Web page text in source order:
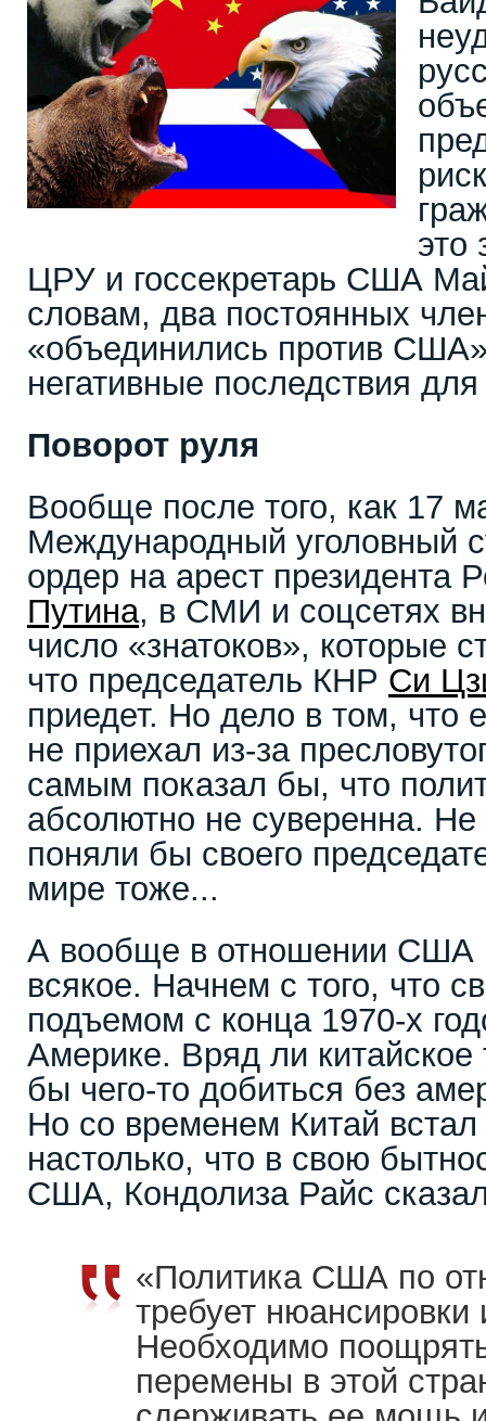
это
ЦРУ и госсекретарь США
словам, два постоянных
«объединились против
негативные последствия
Поворот руля
Вообще после того, как 17
Международный уголовный
ордер на арест президента
Путина, в СМИ и соцсетях
число «знатоков», которые
что председатель КНР Си
приедет. Но дело в том,
не приехал из-за
самым показал бы, что
абсолютно не суверенна. Не
поняли бы своего
мире тоже...
А вообще в отношении США
всякое. Начнем с того, что
подъемом с конца 1970-х
Америке. Вряд ли
бы чего-то добиться без
Но со временем Китай
настолько, что в свою
США, Кондолиза Райс
«Политика США по
требует
Необходимо
перемены в этой